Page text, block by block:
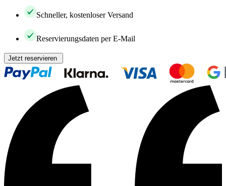
Schneller, kostenloser Versand
Reservierungsdaten per E-Mail
Jetzt reservieren